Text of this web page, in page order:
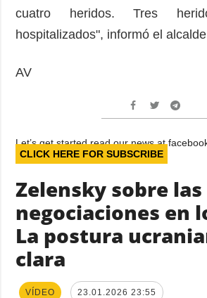
cuatro heridos. Tres
hospitalizados", informó el
AV
Let’s get started read our news at
CLICK HERE FOR SUBSCRIBE
Zelensky sobre las
negociaciones en
La postura
clara
VÍDEO 23.01.2026 23:55